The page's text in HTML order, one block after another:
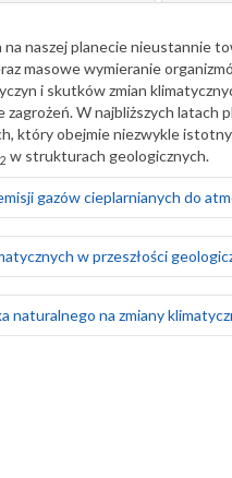
naszej planecie nieustannie
masowe wymieranie
i skutków zmian
zagrożeń. W najbliższych
który obejmie niezwykle
2 w strukturach geologicznych.
gazów cieplarnianych do
składowania CO2w
i w głębokich
CO2typujemy na
podziemnych
w przeszłości
Bałtyku w ciągu ostatnich 10
– wyznaczamy obszary
naturalnego na zmiany